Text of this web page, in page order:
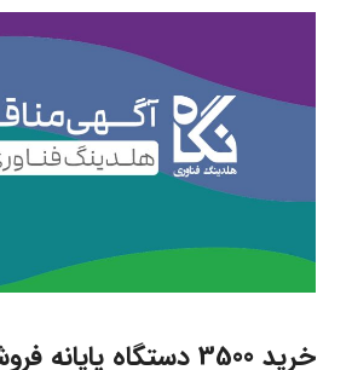
خرید 3500 دستگاه پایانه فروشگاهی‎